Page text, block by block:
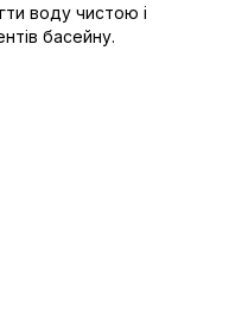
воду чистою і
басейну.